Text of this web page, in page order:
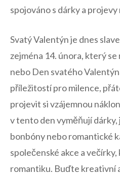
spojováno s dárky a
Svatý​ Valentýn je dnes
‌zejména 14. února, který
nebo Den svatého
příležitostí pro milence,
projevit si vzájemnou
‌v tento den vyměňují dárky,
bonbóny ⁣nebo​ romantické
společenské akce a večírky,
romantiku. Buďte kreativní